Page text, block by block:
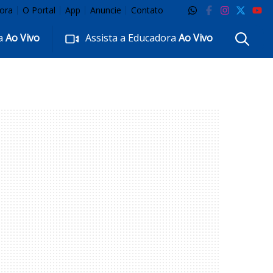
O Portal App Anuncie Contato
Ao Vivo Assista a EducadoraAo Vivo